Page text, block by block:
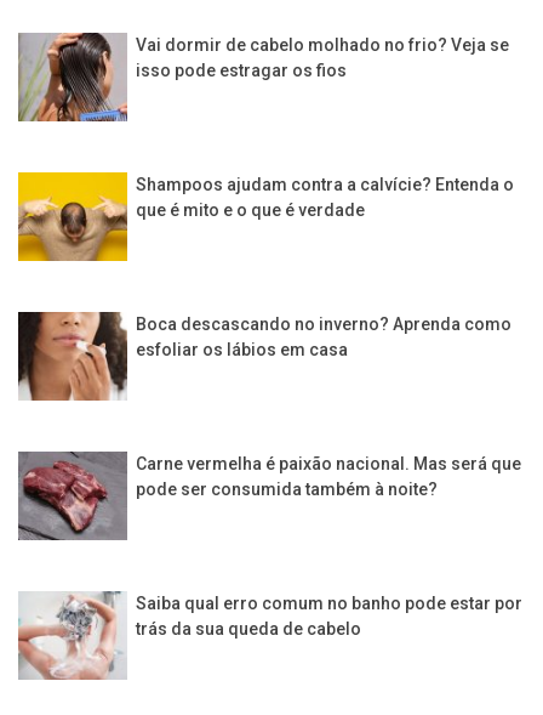
Vai dormir de cabelo molhado no frio? Veja se
isso pode estragar os fios
Shampoos ajudam contra a calvície? Entenda o
que é mito e o que é verdade
Boca descascando no inverno? Aprenda como
esfoliar os lábios em casa
Carne vermelha é paixão nacional. Mas será que
pode ser consumida também à noite?
Saiba qual erro comum no banho pode estar por
trás da sua queda de cabelo